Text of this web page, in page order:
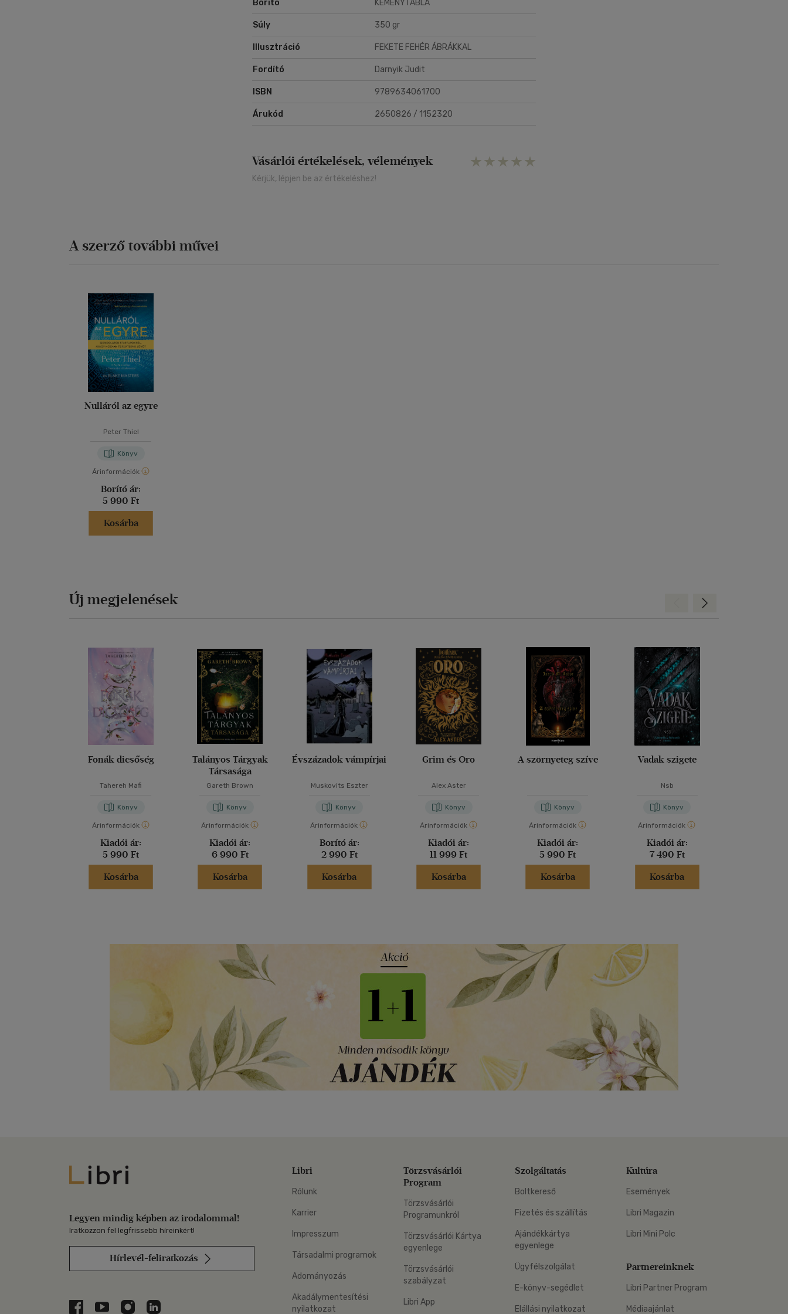
között a SpaceX-et és az Airbnb-t.
Borító KEMÉNYTÁBLA
Súly 350 gr
Illusztráció FEKETE FEHÉR ÁBRÁKKAL
Fordító Darnyik Judit
ISBN 9789634061700
Árukód 2650826 / 1152320
Vásárlói értékelések, vélemények
Kérjük, lépjen be az értékeléshez!
A szerző további művei
Nulláról az egyre
Peter Thiel
Könyv
Árinformációk
Borító ár:
5 990 Ft
Kosárba
Új megjelenések
Fonák dicsőség
Tahereh Mafi
Könyv
Árinformációk
Kiadói ár:
5 990 Ft
Kosárba
Talányos Tárgyak
Társasága
Gareth Brown
Könyv
Árinformációk
Kiadói ár:
6 990 Ft
Kosárba
Évszázadok vámpírjai
Muskovits Eszter
Könyv
Árinformációk
Borító ár:
2 990 Ft
Kosárba
Grim és Oro
Alex Aster
Könyv
Árinformációk
Kiadói ár:
11 999 Ft
Kosárba
A szörnyeteg szíve
Könyv
Árinformációk
Kiadói ár:
5 990 Ft
Kosárba
Vadak szigete
Nsb
Könyv
Árinformációk
Kiadói ár:
7 490 Ft
Kosárba
Előre
Libri
Legyen mindig képben az irodalommal!
Iratkozzon fel legfrissebb híreinkért!
Hírlevél-feliratkozás
Libri a Facebookon
Libri a Youtube-on
Libri az Instagramon
Libri a LinkedInen
Libri
Rólunk
Karrier
Impresszum
Társadalmi programok
Adományozás
Akadálymentesítési
nyilatkozat
Törzsvásárlói
Program
Törzsvásárlói
Programunkról
Törzsvásárlói Kártya
egyenlege
Törzsvásárlói
szabályzat
Libri App
Szolgáltatás
Boltkereső
Fizetés és szállítás
Ajándékkártya
egyenlege
Ügyfélszolgálat
E-könyv-segédlet
Elállási nyilatkozat
Kultúra
Események
Libri Magazin
Libri Mini Polc
Partnereinknek
Libri Partner Program
Médiaajánlat